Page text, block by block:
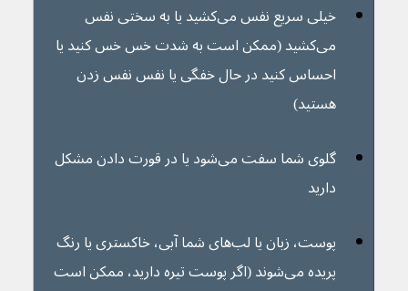
خیلی سریع نفس می‌کشید یا به سختی نفس
می‌کشید (ممکن است به شدت خس خس کنید یا
احساس کنید در حال خفگی یا نفس نفس زدن
هستید)
گلوی شما سفت می‌شود یا در قورت دادن مشکل
دارید
پوست، زبان یا لب‌های شما آبی، خاکستری یا رنگ
پریده می‌شوند (اگر پوست تیره دارید، ممکن است